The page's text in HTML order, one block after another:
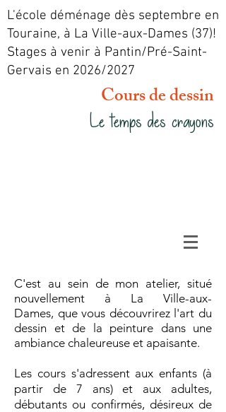
L'école déménage dès septembre en
Touraine, à La Ville-aux-Dames (37)!
Stages à venir à Pantin/Pré-Saint-
Gervais en 2026/2027
Le temps des crayons
Cours de dessin
C'est au sein de mon atelier, situé
nouvellement à La Ville-aux-
Dames, que vous découvrirez l'art du
dessin et de la peinture dans une
ambiance chaleureuse et apaisante.
Les cours s'adressent aux enfants (à
partir de 7 ans) et aux adultes,
débutants ou confirmés, désireux de